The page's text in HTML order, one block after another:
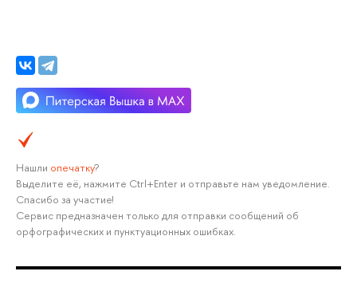
Нашли опечатку?
Выделите её, нажмите Ctrl+Enter и отправьте нам уведомление.
Спасибо за участие!
Сервис предназначен только для отправки сообщений об
орфографических и пунктуационных ошибках.